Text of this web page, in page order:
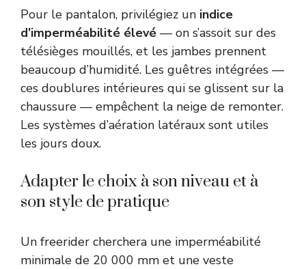
Pour le pantalon, privilégiez un indice
d’imperméabilité élevé — on s’assoit sur des
télésièges mouillés, et les jambes prennent
beaucoup d’humidité. Les guêtres intégrées —
ces doublures intérieures qui se glissent sur la
chaussure — empêchent la neige de remonter.
Les systèmes d’aération latéraux sont utiles
les jours doux.
Adapter le choix à son niveau et à
son style de pratique
Un freerider cherchera une imperméabilité
minimale de 20 000 mm et une veste